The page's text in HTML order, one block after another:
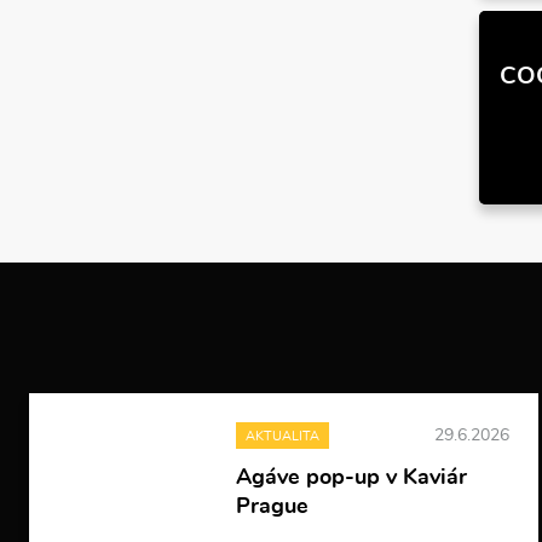
AKTUALITA 29.6.2026
Agáve pop-up v Kaviár
Prague